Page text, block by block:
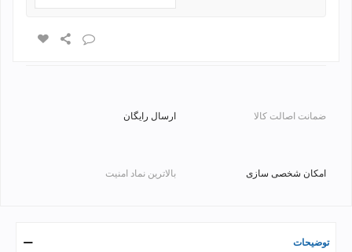
ضمانت اصالت کالا ارسال رایگان
امکان شخصی سازی بالاترین نماد امنیت
توضیحات